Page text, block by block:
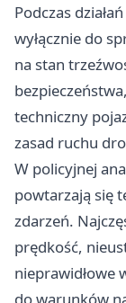
Podczas
wyłącznie do
na stan
techniczny
zasad ruchu
W policyjnej
powtarzają się
zdarzeń.
prędkość,
nieprawidłowe
do warunków